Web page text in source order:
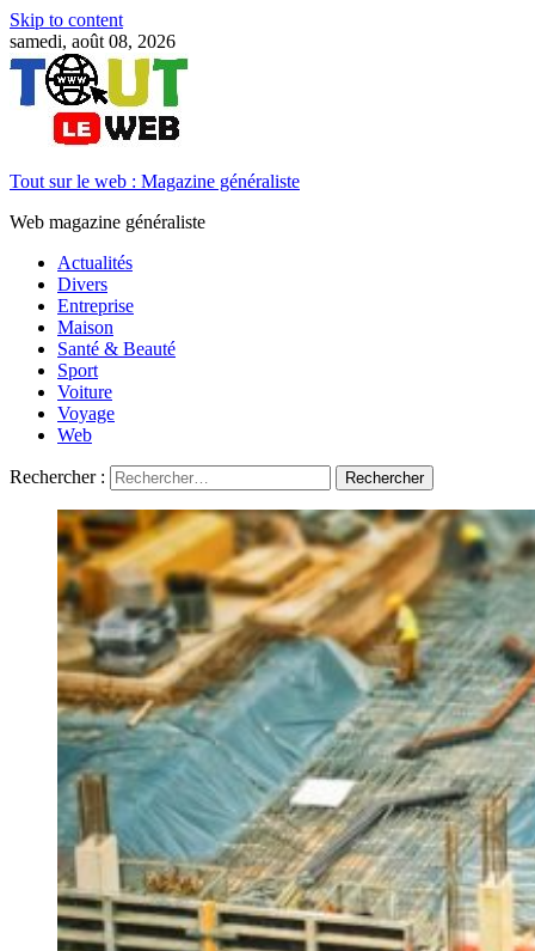
Skip to content
samedi, août 08, 2026
Tout sur le web : Magazine généraliste
Web magazine généraliste
Actualités
Divers
Entreprise
Maison
Santé & Beauté
Sport
Voiture
Voyage
Web
Rechercher :